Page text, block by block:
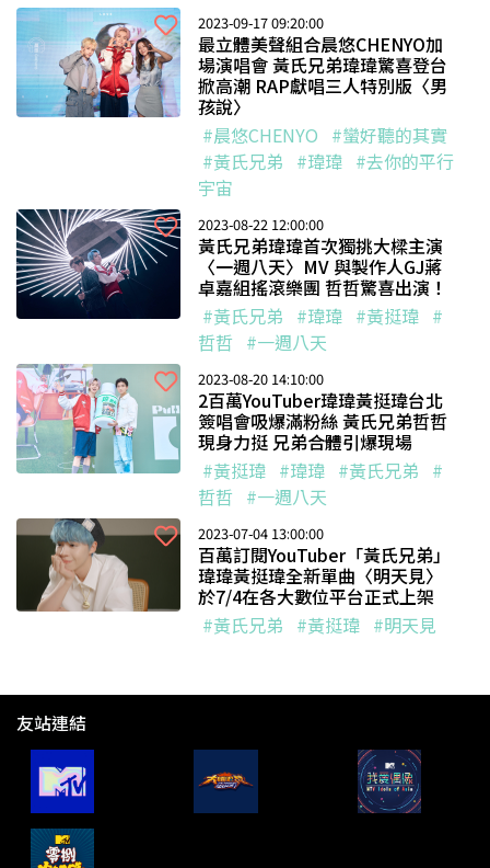
2023-09-17 09:20:00
最立體美聲組合晨悠CHENYO加
場演唱會 黃氏兄弟瑋瑋驚喜登台
掀高潮 RAP獻唱三人特別版〈男
孩說〉
#晨悠CHENYO #蠻好聽的其實
#黃氏兄弟 #瑋瑋 #去你的平行
宇宙
2023-08-22 12:00:00
黃氏兄弟瑋瑋首次獨挑大樑主演
〈一週八天〉MV 與製作人GJ蔣
卓嘉組搖滾樂團 哲哲驚喜出演！
#黃氏兄弟 #瑋瑋 #黃挺瑋 #
哲哲 #一週八天
2023-08-20 14:10:00
2百萬YouTuber瑋瑋黃挺瑋台北
簽唱會吸爆滿粉絲 黃氏兄弟哲哲
現身力挺 兄弟合體引爆現場
#黃挺瑋 #瑋瑋 #黃氏兄弟 #
哲哲 #一週八天
2023-07-04 13:00:00
百萬訂閱YouTuber「黃氏兄弟」
瑋瑋黃挺瑋全新單曲〈明天見〉
於7/4在各大數位平台正式上架
#黃氏兄弟 #黃挺瑋 #明天見
友站連結